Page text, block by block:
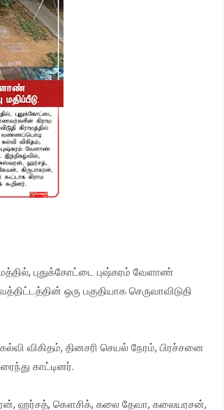
புதுக்கோட்டை புஷ்கரம் வேளாண்
ஒரு பகுதியாக செருவாவிடுதி
விகிதம், தினசரி செயல் நேரம், பிரச்சனை
காட்டினர்.
ஹர்சத், கௌசிக், கலை தேவா, கலையரசன்,